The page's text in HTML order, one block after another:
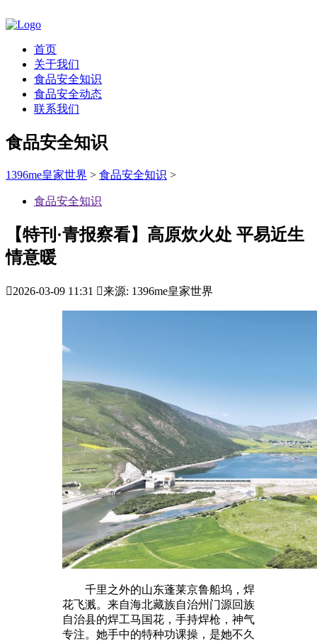
首页
关于我们
食品安全知识
食品安全动态
联系我们
食品安全知识
1396me皇家世界 > 食品安全知识 >
食品安全知识
【特刊·青报察看】高原炊火处 平易近生
情意暖
2026-03-09 11:31 来源: 1396me皇家世界
千里之外的山东蓬莱京鲁船坞，焊
花飞溅。来自海北藏族自治州门源回族
自治县的焊工马国花，手持焊枪，神气
专注。她手中的特种功课操，是她不久